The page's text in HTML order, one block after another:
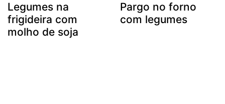
Legumes na
frigideira com
molho de soja
Pargo no forno
com legumes